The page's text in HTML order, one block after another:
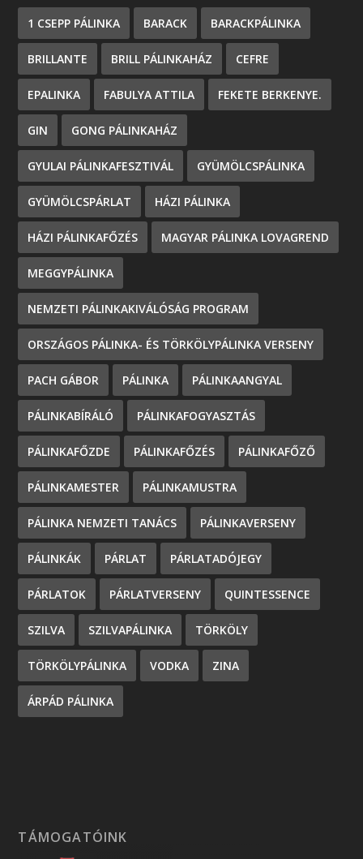
1 CSEPP PÁLINKA BARACK BARACKPÁLINKA
BRILLANTE BRILL PÁLINKAHÁZ CEFRE
EPALINKA FABULYA ATTILA FEKETE BERKENYE.
GIN GONG PÁLINKAHÁZ
GYULAI PÁLINKAFESZTIVÁL GYÜMÖLCSPÁLINKA
GYÜMÖLCSPÁRLAT HÁZI PÁLINKA
HÁZI PÁLINKAFŐZÉS MAGYAR PÁLINKA LOVAGREND
MEGGYPÁLINKA
NEMZETI PÁLINKAKIVÁLÓSÁG PROGRAM
ORSZÁGOS PÁLINKA- ÉS TÖRKÖLYPÁLINKA VERSENY
PACH GÁBOR PÁLINKA PÁLINKAANGYAL
PÁLINKABÍRÁLÓ PÁLINKAFOGYASZTÁS
PÁLINKAFŐZDE PÁLINKAFŐZÉS PÁLINKAFŐZŐ
PÁLINKAMESTER PÁLINKAMUSTRA
PÁLINKA NEMZETI TANÁCS PÁLINKAVERSENY
PÁLINKÁK PÁRLAT PÁRLATADÓJEGY
PÁRLATOK PÁRLATVERSENY QUINTESSENCE
SZILVA SZILVAPÁLINKA TÖRKÖLY
TÖRKÖLYPÁLINKA VODKA ZINA
ÁRPÁD PÁLINKA
TÁMOGATÓINK